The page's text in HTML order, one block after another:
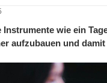
Instrumente wie ein
aufzubauen und